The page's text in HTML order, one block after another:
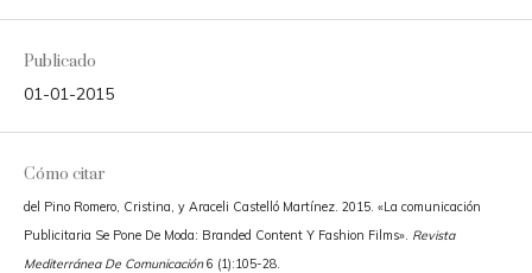
Publicado
01-01-2015
Cómo citar
del Pino Romero, Cristina, y Araceli Castelló Martínez. 2015. «La comunicación
Publicitaria Se Pone De Moda: Branded Content Y Fashion Films». Revista
Mediterránea De Comunicación6 (1):105-28.